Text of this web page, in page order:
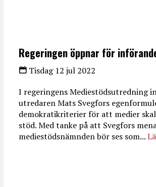
Regeringen öppnar för
Tisdag 12 jul 2022
I regeringens Mediestödsutredning
utredaren Mats Svegfors
demokratikriterier för att medier
stöd. Med tanke på att Svegfors
mediestödsnämnden bör ses som...